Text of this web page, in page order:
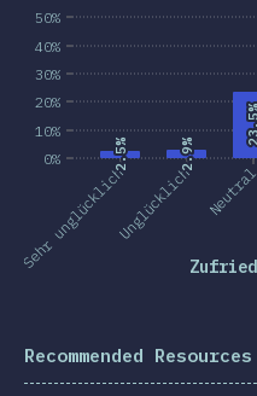
Sehr unglücklichUnglücklich Neutral
0%
10%
20%
30%
40%
50%
2.5%
2.5% 2.9%
2.9%
Recommended Resources